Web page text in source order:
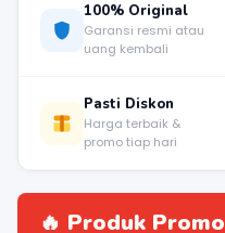
100% Original
Garansi resmi atau
uang kembali
Pasti Diskon
Harga terbaik &
promo tiap hari
🔥 Produk Promo